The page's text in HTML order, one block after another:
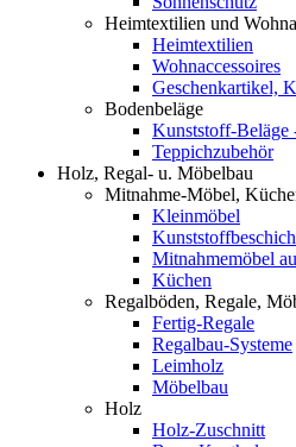
Heimtextilien und
Heimtextilien
Wohnaccessoires
Geschenkartikel,
Bodenbeläge
Kunststoff-Beläge
Teppichzubehör
Holz, Regal- u. Möbelbau
Mitnahme-Möbel,
Kleinmöbel
Mitnahmemöbel
Küchen
Regalböden, Regale,
Fertig-Regale
Regalbau-Systeme
Leimholz
Möbelbau
Holz
Holz-Zuschnitt